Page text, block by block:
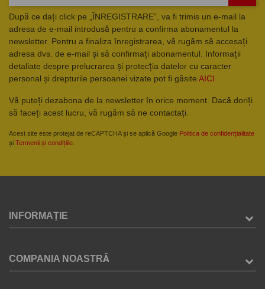
După ce dați click pe „ÎNREGISTRARE”, va fi trimis un e-mail la
adresa de e-mail introdusă pentru a confirma abonamentul la
newsletter. Pentru a finaliza înregistrarea, vă rugăm să accesați
adresa dvs. de e-mail și să confirmați abonamentul. Informații
detaliate despre prelucrarea și protecția datelor cu caracter
personal și drepturile persoanei vizate pot fi găsite AICI
Vă puteți dezabona de la newsletter în orice moment. Dacă doriți
să faceți acest lucru, vă rugăm să ne contactați.
Acest site este protejat de reCAPTCHA și se aplică Google Politica de confidențialitate
și Termenii și condițiile
INFORMAȚIE
COMPANIA NOASTRĂ